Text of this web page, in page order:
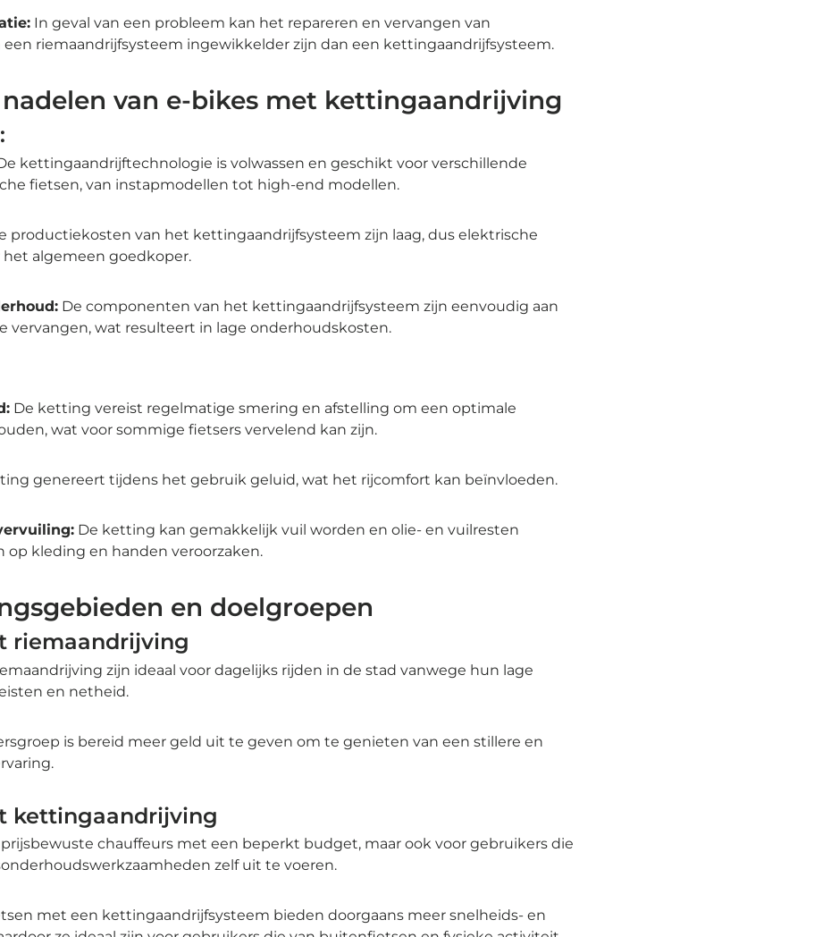
In geval van een probleem kan het repareren en vervangen van
riemaandrijfsysteem ingewikkelder zijn dan een kettingaandrijfsysteem.
van e-bikes met kettingaandrijving
kettingaandrijftechnologie is volwassen en geschikt voor verschillende
fietsen, van instapmodellen tot high-end modellen.
productiekosten van het kettingaandrijfsysteem zijn laag, dus elektrische
het algemeen goedkoper.
De componenten van het kettingaandrijfsysteem zijn eenvoudig aan
vervangen, wat resulteert in lage onderhoudskosten.
De ketting vereist regelmatige smering en afstelling om een ​​optimale
wat voor sommige fietsers vervelend kan zijn.
genereert tijdens het gebruik geluid, wat het rijcomfort kan beïnvloeden.
De ketting kan gemakkelijk vuil worden en olie- en vuilresten
op kleding en handen veroorzaken.
en doelgroepen
riemaandrijving
zijn ideaal voor dagelijks rijden in de stad vanwege hun lage
en netheid.
is bereid meer geld uit te geven om te genieten van een stillere en
kettingaandrijving
chauffeurs met een beperkt budget, maar ook voor gebruikers die
zelf uit te voeren.
met een kettingaandrijfsysteem bieden doorgaans meer snelheids- en